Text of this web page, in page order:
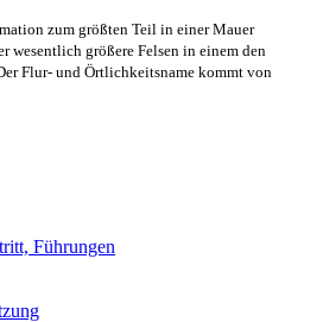
zum größten Teil in einer Mauer
wesentlich größere Felsen in einem den
Flur- und Örtlichkeitsname kommt von
Führungen